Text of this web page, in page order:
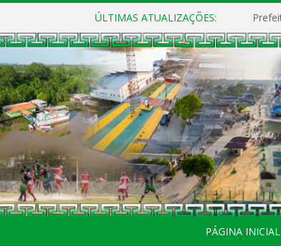
ÚLTIMAS ATUALIZAÇÕES:
PÁGINA INICIAL